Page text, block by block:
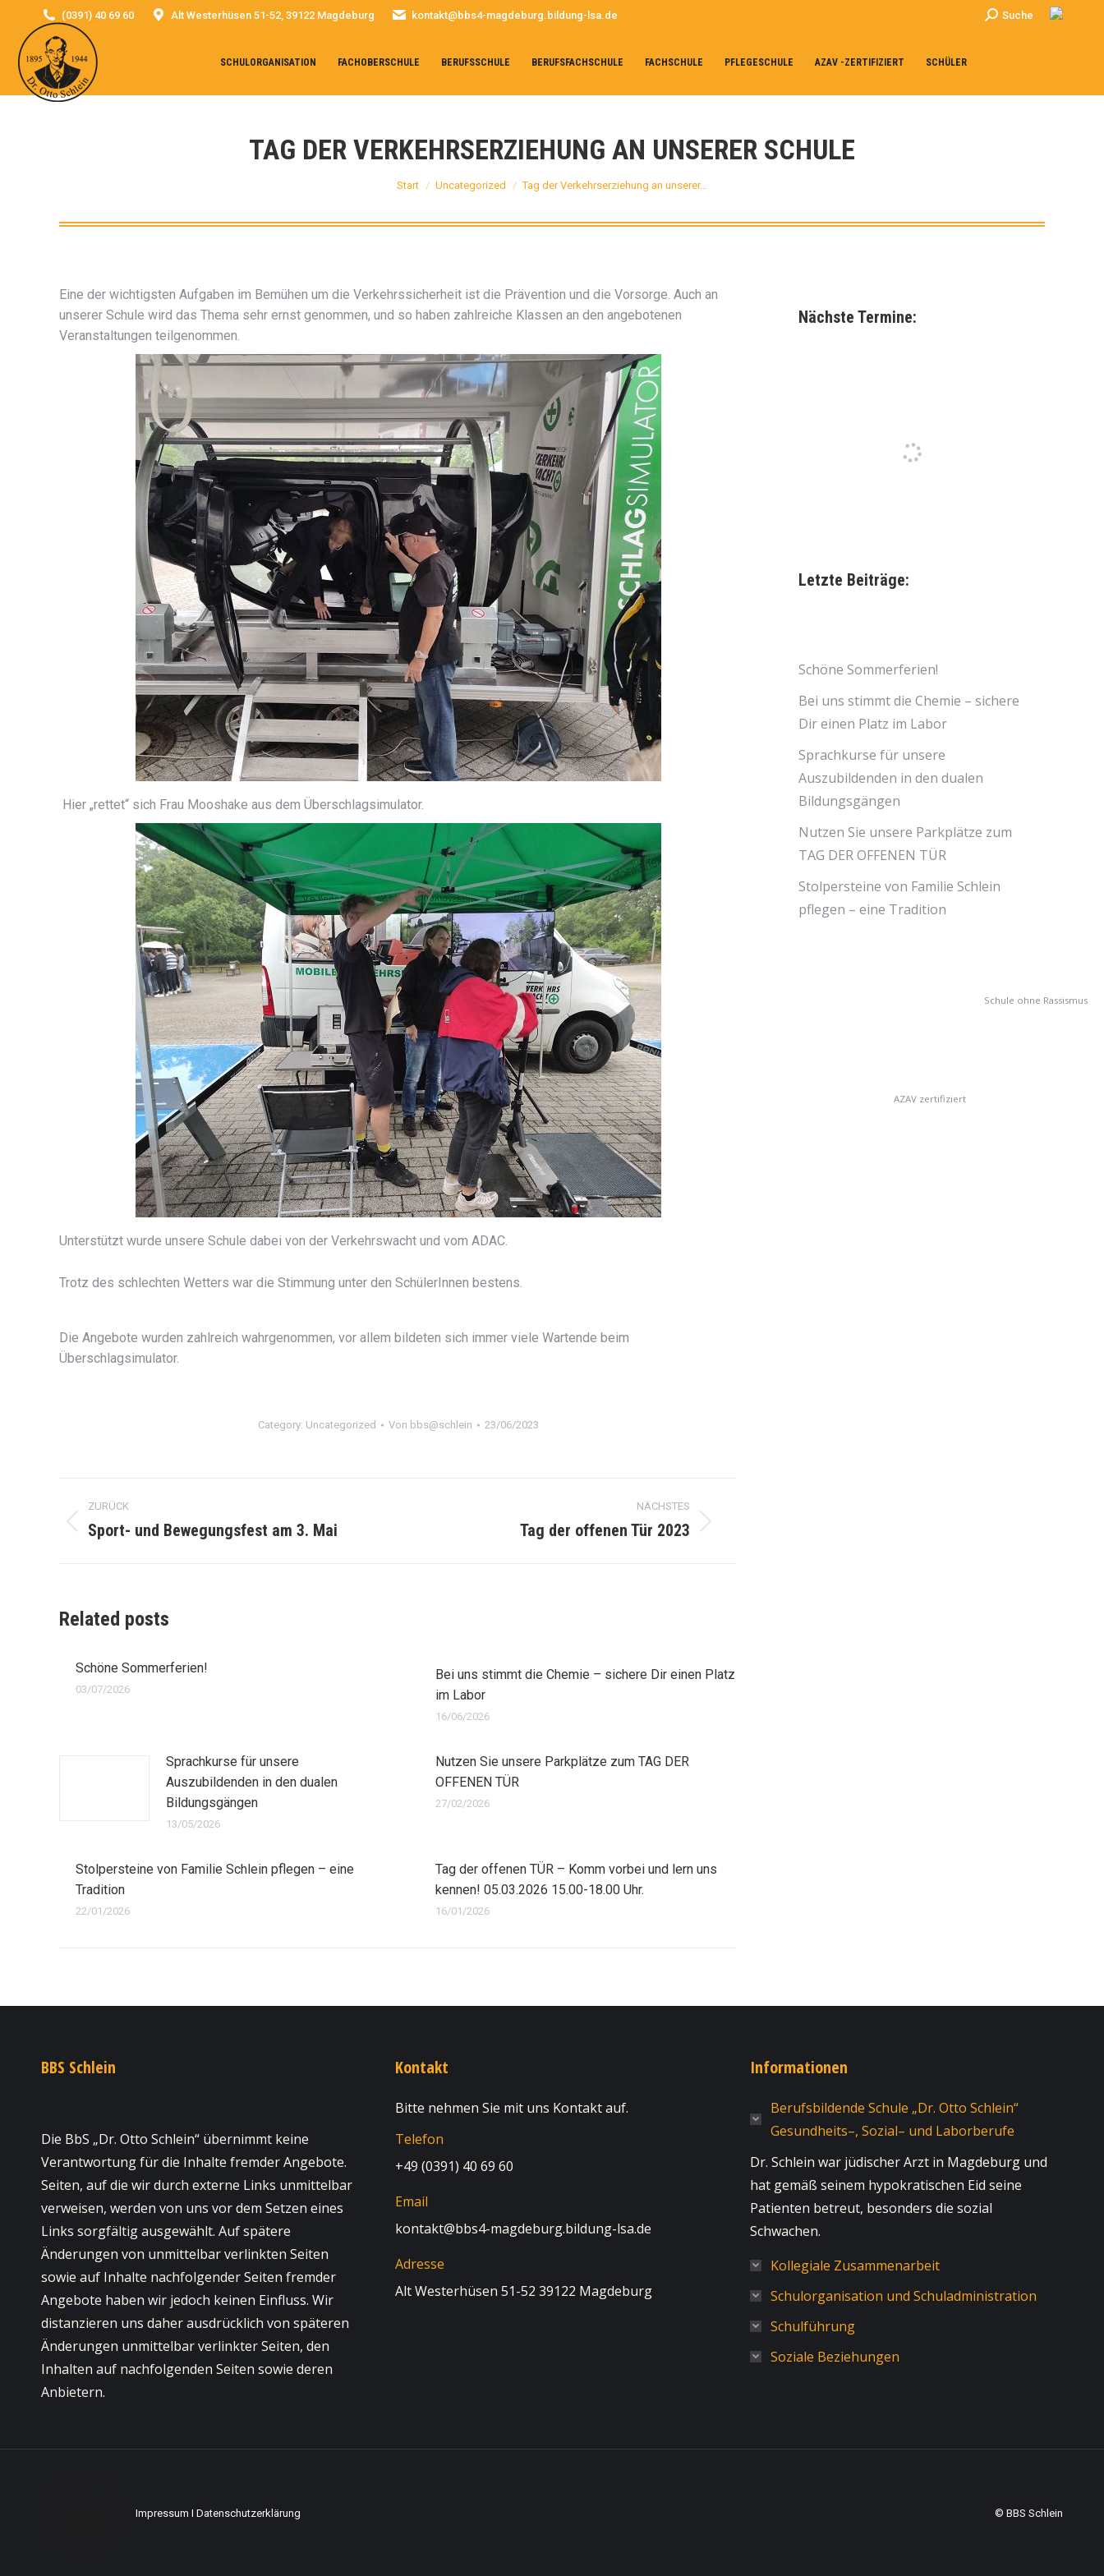
(0391) 40 69 60 Alt Westerhüsen 51-52, 39122 Magdeburg kontakt@bbs4-magdeburg.bildung-lsa.de Search:
Suche
SCHULORGANISATION FACHOBERSCHULE BERUFSSCHULE BERUFSFACHSCHULE FACHSCHULE PFLEGESCHULE AZAV -ZERTIFIZIERT SCHÜLER
TAG DER VERKEHRSERZIEHUNG AN UNSERER SCHULE
Sie befinden sich hier:
Start Uncategorized Tag der Verkehrserziehung an unserer…
Eine der wichtigsten Aufgaben im Bemühen um die Verkehrssicherheit ist die Prävention und die Vorsorge. Auch an
unserer Schule wird das Thema sehr ernst genommen, und so haben zahlreiche Klassen an den angebotenen
Veranstaltungen teilgenommen.
Hier „rettet“ sich Frau Mooshake aus dem Überschlagsimulator.
Unterstützt wurde unsere Schule dabei von der Verkehrswacht und vom ADAC.
Trotz des schlechten Wetters war die Stimmung unter den SchülerInnen bestens.
Die Angebote wurden zahlreich wahrgenommen, vor allem bildeten sich immer viele Wartende beim
Überschlagsimulator.
Category: Uncategorized Von bbs@schlein 23/06/2023
Kommentarnavigation
ZURÜCK
Vorheriger
Sport- und Bewegungsfest am 3. Mai
NÄCHSTES
Tag der offenen Tür 2023
Related posts
Schöne Sommerferien!
03/07/2026
Bei uns stimmt die Chemie – sichere Dir einen Platz
im Labor
16/06/2026
Sprachkurse für unsere
Auszubildenden in den dualen
Bildungsgängen
13/05/2026
Nutzen Sie unsere Parkplätze zum TAG DER
OFFENEN TÜR
27/02/2026
Stolpersteine von Familie Schlein pflegen – eine
Tradition
22/01/2026
Tag der offenen TÜR – Komm vorbei und lern uns
kennen! 05.03.2026 15.00-18.00 Uhr.
16/01/2026
Nächste Termine:
Letzte Beiträge:
Schöne Sommerferien!
Bei uns stimmt die Chemie – sichere
Dir einen Platz im Labor
Sprachkurse für unsere
Auszubildenden in den dualen
Bildungsgängen
Nutzen Sie unsere Parkplätze zum
TAG DER OFFENEN TÜR
Stolpersteine von Familie Schlein
pflegen – eine Tradition
Schule ohne Rassismus
AZAV zertifiziert
BBS Schlein
Die BbS „Dr. Otto Schlein“ übernimmt keine
Verantwortung für die Inhalte fremder Angebote.
Seiten, auf die wir durch externe Links unmittelbar
verweisen, werden von uns vor dem Setzen eines
Links sorgfältig ausgewählt. Auf spätere
Änderungen von unmittelbar verlinkten Seiten
sowie auf Inhalte nachfolgender Seiten fremder
Angebote haben wir jedoch keinen Einfluss. Wir
distanzieren uns daher ausdrücklich von späteren
Änderungen unmittelbar verlinkter Seiten, den
Inhalten auf nachfolgenden Seiten sowie deren
Anbietern.
Kontakt
Bitte nehmen Sie mit uns Kontakt auf.
Telefon
+49 (0391) 40 69 60
Email
kontakt@bbs4-magdeburg.bildung-lsa.de
Adresse
Alt Westerhüsen 51-52 39122 Magdeburg
Informationen
Berufsbildende Schule „Dr. Otto Schlein“
Gesundheits–, Sozial– und Laborberufe
Dr. Schlein war jüdischer Arzt in Magdeburg und
hat gemäß seinem hypokratischen Eid seine
Patienten betreut, besonders die sozial
Schwachen.
Kollegiale Zusammenarbeit
Schulorganisation und Schuladministration
Schulführung
Soziale Beziehungen
Impressum I Datenschutzerklärung © BBS Schlein